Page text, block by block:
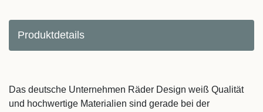
Produktdetails
Das deutsche Unternehmen Räder Design weiß Qualität
und hochwertige Materialien sind gerade bei der